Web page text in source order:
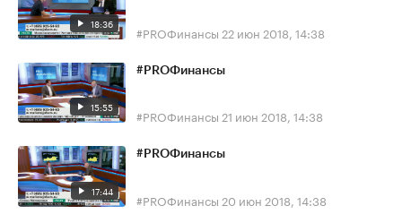
18:36 #PROФинансы 22 июн 2018, 14:38
15:55
#PROФинансы
#PROФинансы 21 июн 2018, 14:38
17:44
#PROФинансы
#PROФинансы 20 июн 2018, 14:38